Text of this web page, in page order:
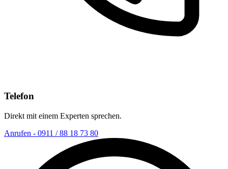
Telefon
Direkt mit einem Experten sprechen.
Anrufen - 0911 / 88 18 73 80